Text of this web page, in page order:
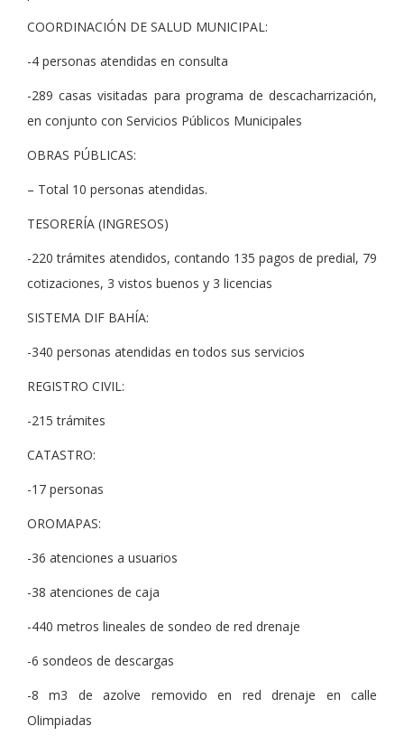
COORDINACIÓN DE SALUD MUNICIPAL:
-4 personas atendidas en consulta
-289 casas visitadas para programa de descacharrización,
en conjunto con Servicios Públicos Municipales
OBRAS PÚBLICAS:
– Total 10 personas atendidas.
TESORERÍA (INGRESOS)
-220 trámites atendidos, contando 135 pagos de predial, 79
cotizaciones, 3 vistos buenos y 3 licencias
SISTEMA DIF BAHÍA:
-340 personas atendidas en todos sus servicios
REGISTRO CIVIL:
-215 trámites
CATASTRO:
-17 personas
OROMAPAS:
-36 atenciones a usuarios
-38 atenciones de caja
-440 metros lineales de sondeo de red drenaje
-6 sondeos de descargas
-8 m3 de azolve removido en red drenaje en calle
Olimpiadas